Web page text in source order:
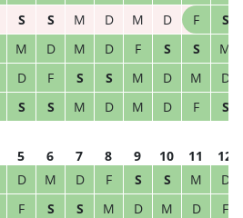
S S M D M D F
S
M D M D F S S
M
D F S S M D M
D
S S M D M D F S
5 6 7 8 9 10 11
12
D M D F S S M
D
F S S M D M D
F